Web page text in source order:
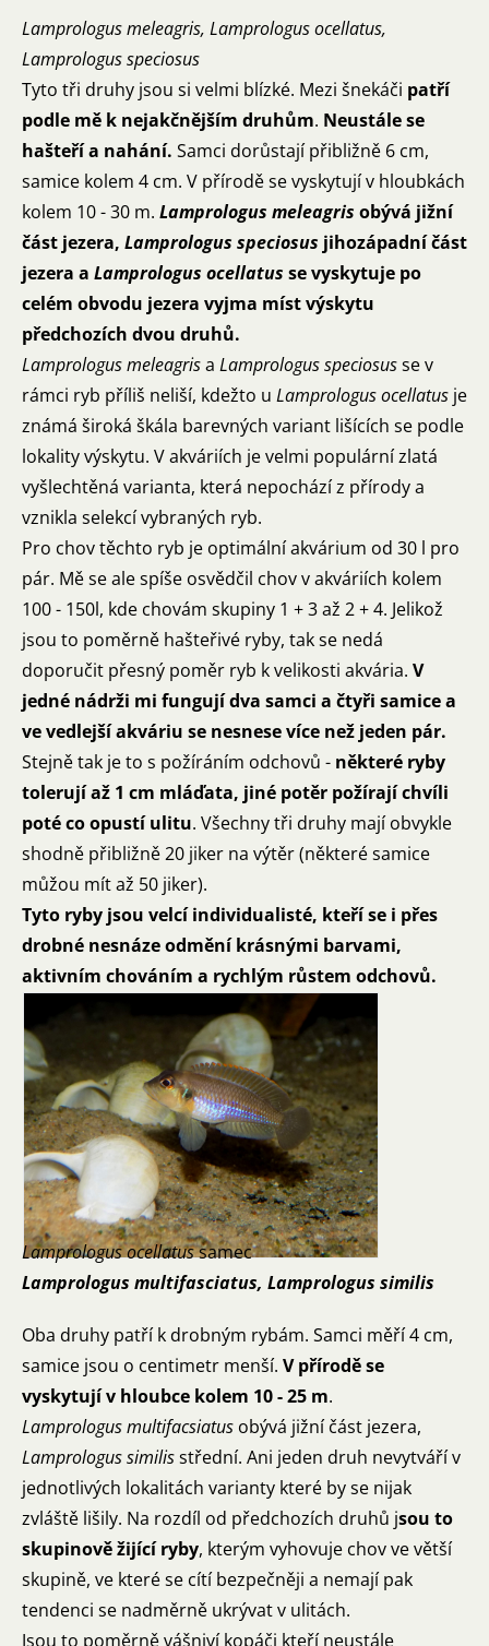
Lamprologus meleagris, Lamprologus ocellatus,
Lamprologus speciosus
Tyto tři druhy jsou si velmi blízké. Mezi šnekáči patří
podle mě k nejakčnějším druhům. Neustále se
hašteří a nahání. Samci dorůstají přibližně 6 cm,
samice kolem 4 cm. V přírodě se vyskytují v hloubkách
kolem 10 - 30 m. Lamprologus meleagris obývá jižní
část jezera, Lamprologus speciosus jihozápadní část
jezera a Lamprologus ocellatus se vyskytuje po
celém obvodu jezera vyjma míst výskytu
předchozích dvou druhů.
Lamprologus meleagrisa Lamprologus speciosusse v
rámci ryb příliš neliší, kdežto u Lamprologusocellatus je
známá široká škála barevných variant lišících se podle
lokality výskytu. V akváriích je velmi populární zlatá
vyšlechtěná varianta, která nepochází z přírody a
vznikla selekcí vybraných ryb.
Pro chov těchto ryb je optimální akvárium od 30 l pro
pár. Mě se ale spíše osvědčil chov v akváriích kolem
100 - 150l, kde chovám skupiny 1 + 3 až 2 + 4. Jelikož
jsou to poměrně hašteřivé ryby, tak se nedá
doporučit přesný poměr ryb k velikosti akvária. V
jedné nádrži mi fungují dva samci a čtyři samice a
ve vedlejší akváriu se nesnese více než jeden pár.
Stejně tak je to s požíráním odchovů - některé ryby
tolerují až 1 cm mláďata, jiné potěr požírají chvíli
poté co opustí ulitu. Všechny tři druhy mají obvykle
shodně přibližně 20 jiker na výtěr (některé samice
můžou mít až 50 jiker).
Tyto ryby jsou velcí individualisté, kteří se i přes
drobné nesnáze odmění krásnými barvami,
aktivním chováním a rychlým růstem odchovů.
Lamprologus ocellatussamec
Lamprologus multifasciatus, Lamprologus similis
Oba druhy patří k drobným rybám. Samci měří 4 cm,
samice jsou o centimetr menší. V přírodě se
vyskytují v hloubce kolem 10 - 25 m.
Lamprologus multifacsiatus obývá jižní část jezera,
Lamprologus similisstřední. Ani jeden druh nevytváří v
jednotlivých lokalitách varianty které by se nijak
zvláště lišily. Na rozdíl od předchozích druhů jsou to
skupinově žijící ryby, kterým vyhovuje chov ve větší
skupině, ve které se cítí bezpečněji a nemají pak
tendenci se nadměrně ukrývat v ulitách.
Jsou to poměrně vášniví kopáči kteří neustále